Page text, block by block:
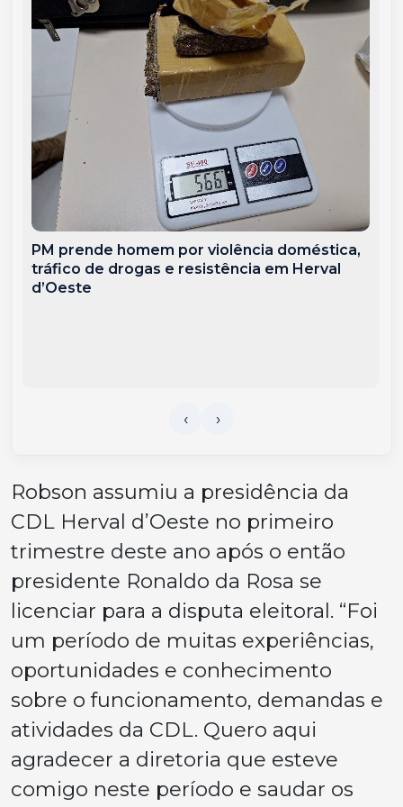
PM prende homem por violência doméstica,
tráfico de drogas e resistência em Herval
d’Oeste
Robson assumiu a presidência da
CDL Herval d’Oeste no primeiro
trimestre deste ano após o então
presidente Ronaldo da Rosa se
licenciar para a disputa eleitoral. “Foi
um período de muitas experiências,
oportunidades e conhecimento
sobre o funcionamento, demandas e
atividades da CDL. Quero aqui
agradecer a diretoria que esteve
comigo neste período e saudar os